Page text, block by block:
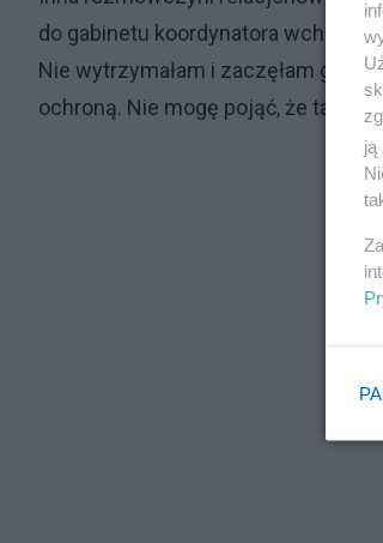
do gabinetu koordynatora
Nie wytrzymałam i zaczęłam
ochroną. Nie mogę pojąć, że tak
ją